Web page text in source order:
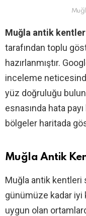
Muğla antik kentler
tarafından toplu
hazırlanmıştır.
inceleme
yüz doğruluğu
esnasında hata
bölgeler haritada
Muğla Antik
Muğla antik kentleri
günümüze kadar iyi
uygun olan